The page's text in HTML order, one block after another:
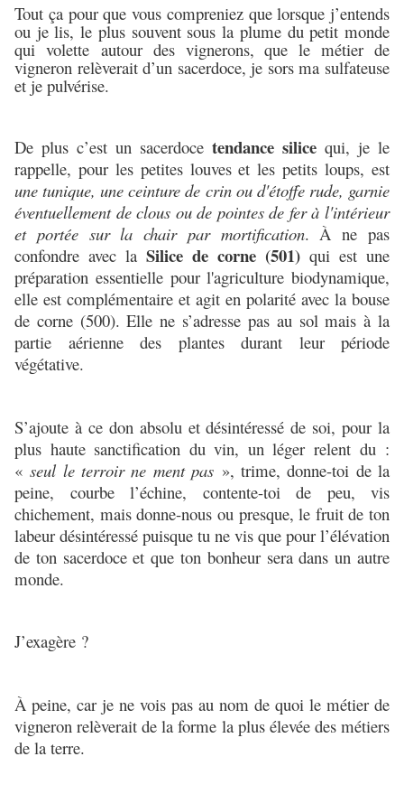
Tout ça pour que vous compreniez que lorsque j’entends
ou je lis, le plus souvent sous la plume du petit monde
qui voletteautour des vignerons, que le métier de
vigneron relèverait d’un sacerdoce, je sors ma sulfateuse
et je pulvérise.
De plus c’est un sacerdoce tendance silice qui, je le
rappelle, pour les petites louves et les petits loups, est
une tunique, une ceinture de crin ou d'étoffe rude, garnie
éventuellement de clous ou de pointes de fer à l'intérieur
et portée sur la chair par mortification. À ne pas
confondre avec la Silice de corne (501) qui est une
préparation essentielle pour l'agriculture biodynamique,
elle est complémentaire et agit en polarité avec la bouse
de corne (500). Elle ne s’adresse pas au sol mais à la
partie aérienne des plantes durant leur période
végétative.
S’ajoute à ce don absolu et désintéressé de soi, pour la
plus haute sanctification du vin, un léger relent du :
«seul le terroir ne ment pas », trime, donne-toi de la
peine, courbe l’échine, contente-toi de peu, vis
chichement, mais donne-nous ou presque, le fruit de ton
labeur désintéressé puisque tu ne vis que pour l’élévation
de ton sacerdoce et que ton bonheur sera dans un autre
monde.
J’exagère ?
À peine, car je ne vois pas au nom de quoi le métier de
vigneron relèverait de la forme la plus élevée des métiers
de la terre.